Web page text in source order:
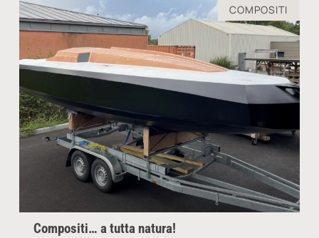
COMPOSITI
Compositi… a tutta natura!